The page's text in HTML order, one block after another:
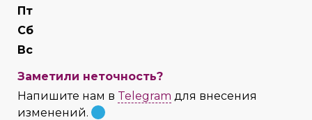
Пт
Сб
Вс
Заметили неточность?
Напишите нам в Telegram для внесения
изменений.